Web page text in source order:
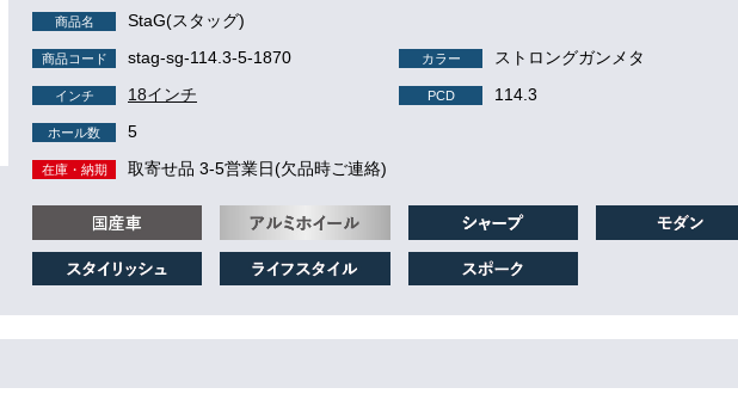
商品名 StaG(スタッグ)
商品コード stag-sg-114.3-5-1870 カラー ストロングガンメタ
インチ 18インチ PCD 114.3
ホール数 5
在庫・納期 取寄せ品 3-5営業日(欠品時ご連絡)